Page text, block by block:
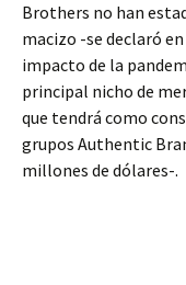
Brothers no han
macizo -se declaró
impacto de la
principal nicho de
que tendrá como
grupos Authentic
millones de dólares-.